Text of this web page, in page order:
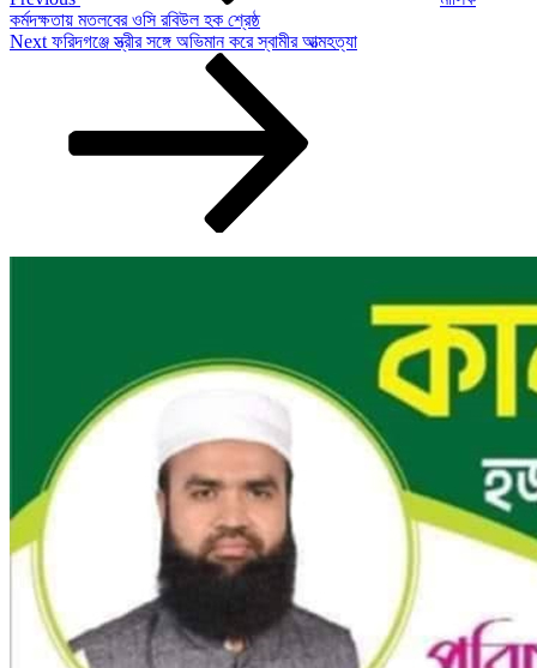
কর্মদক্ষতায় মতলবের ওসি রবিউল হক শ্রেষ্ঠ
Next
Next ফরিদগঞ্জে স্ত্রীর সঙ্গে অভিমান করে স্বামীর আত্মহত্যা